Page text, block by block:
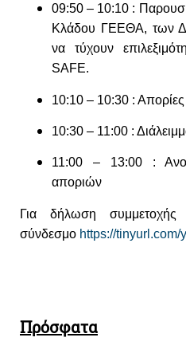
09:50 – 10:10 :
Κλάδου ΓΕΕΘΑ, των
να τύχουν
SAFE.
10:10 – 10:30 :
10:30 – 11:00 :
11:00 – 13:00 :
αποριών
Για δήλωση
σύνδεσμο https://tinyurl.com/
Πρόσφατα